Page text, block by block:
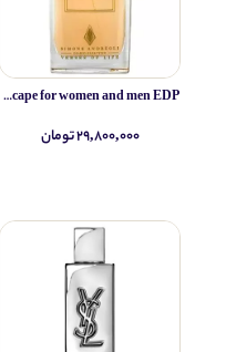
Simone Andreoli Tulum Junglescape for women and men EDP
۲۹,۸۰۰,۰۰۰ تومان